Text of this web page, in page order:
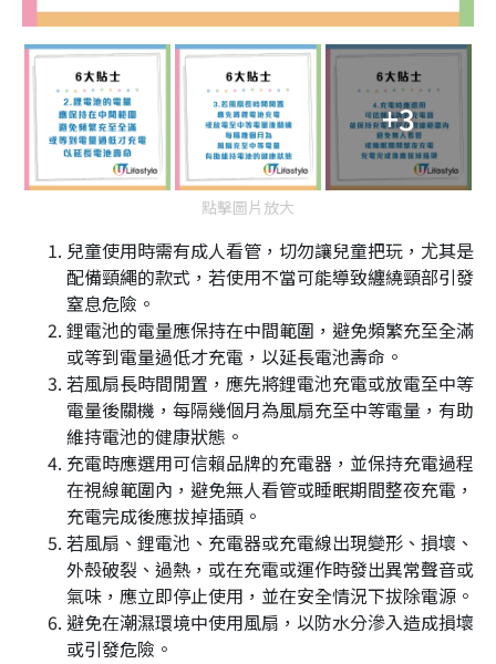
+3
點擊圖片放大
兒童使用時需有成人看管，切勿讓兒童把玩，尤其是
配備頸繩的款式，若使用不當可能導致纏繞頸部引發
窒息危險。
鋰電池的電量應保持在中間範圍，避免頻繁充至全滿
或等到電量過低才充電，以延長電池壽命。
若風扇長時間閒置，應先將鋰電池充電或放電至中等
電量後關機，每隔幾個月為風扇充至中等電量，有助
維持電池的健康狀態。
充電時應選用可信賴品牌的充電器，並保持充電過程
在視線範圍內，避免無人看管或睡眠期間整夜充電，
充電完成後應拔掉插頭。
若風扇、鋰電池、充電器或充電線出現變形、損壞、
外殼破裂、過熱，或在充電或運作時發出異常聲音或
氣味，應立即停止使用，並在安全情況下拔除電源。
避免在潮濕環境中使用風扇，以防水分滲入造成損壞
或引發危險。